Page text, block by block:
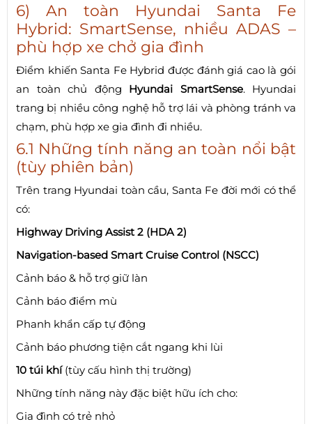
6) An toàn Hyundai Santa Fe
Hybrid: SmartSense, nhiều ADAS –
phù hợp xe chở gia đình
Điểm khiến Santa Fe Hybrid được đánh giá cao là gói
an toàn chủ động Hyundai SmartSense. Hyundai
trang bị nhiều công nghệ hỗ trợ lái và phòng tránh va
chạm, phù hợp xe gia đình đi nhiều.
6.1 Những tính năng an toàn nổi bật
(tùy phiên bản)
Trên trang Hyundai toàn cầu, Santa Fe đời mới có thể
có:
Highway Driving Assist 2 (HDA 2)
Navigation-based Smart Cruise Control (NSCC)
Cảnh báo & hỗ trợ giữ làn
Cảnh báo điểm mù
Phanh khẩn cấp tự động
Cảnh báo phương tiện cắt ngang khi lùi
10 túi khí(tùy cấu hình thị trường)
Những tính năng này đặc biệt hữu ích cho:
Gia đình có trẻ nhỏ